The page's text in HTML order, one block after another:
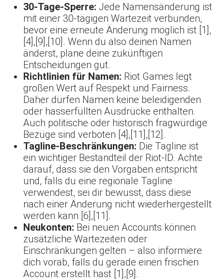
30-Tage-Sperre: Jede Namensänderung ist
mit einer 30-tägigen Wartezeit verbunden,
bevor eine erneute Änderung möglich ist [1],
[4],[9],[10]. Wenn du also deinen Namen
änderst, plane deine zukünftigen
Entscheidungen gut.
Richtlinien für Namen: Riot Games legt
großen Wert auf Respekt und Fairness.
Daher dürfen Namen keine beleidigenden
oder hasserfüllten Ausdrücke enthalten.
Auch politische oder historisch fragwürdige
Bezüge sind verboten [4],[11],[12].
Tagline-Beschränkungen: Die Tagline ist
ein wichtiger Bestandteil der Riot-ID. Achte
darauf, dass sie den Vorgaben entspricht
und, falls du eine regionale Tagline
verwendest, sei dir bewusst, dass diese
nach einer Änderung nicht wiederhergestellt
werden kann [6],[11].
Neukonten: Bei neuen Accounts können
zusätzliche Wartezeiten oder
Einschränkungen gelten – also informiere
dich vorab, falls du gerade einen frischen
Account erstellt hast [1],[9].